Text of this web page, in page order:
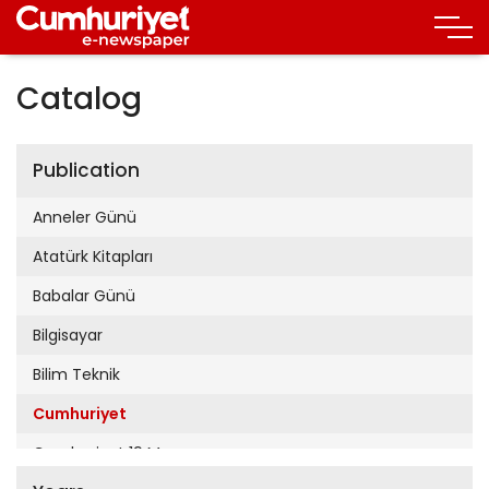
Catalog
Publication
Anneler Günü
Atatürk Kitapları
Babalar Günü
Bilgisayar
Bilim Teknik
Cumhuriyet
Cumhuriyet 19 Mayıs